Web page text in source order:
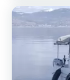
dieselmotor van